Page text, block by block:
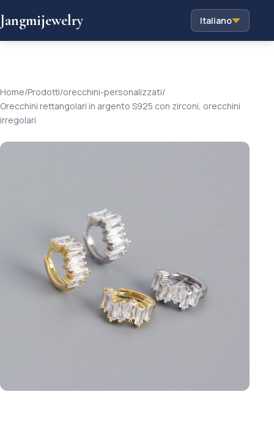
Jangmijewelry Italiano
Home/Prodotti/orecchini-personalizzati/
Orecchini rettangolari in argento S925 con zirconi, orecchini
irregolari